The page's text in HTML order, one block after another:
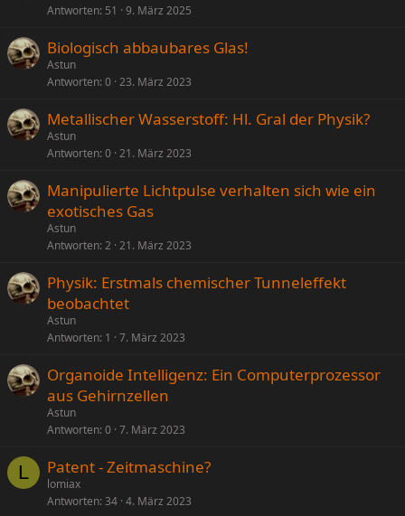
Antworten 51 9. März 2025
Biologisch abbaubares Glas!
Astun
Antworten 0 23. März 2023
Metallischer Wasserstoff: Hl. Gral der Physik?
Astun
Antworten 0 21. März 2023
Manipulierte Lichtpulse verhalten sich wie ein
exotisches Gas
Astun
Antworten 2 21. März 2023
Physik: Erstmals chemischer Tunneleffekt
beobachtet
Astun
Antworten 1 7. März 2023
Organoide Intelligenz: Ein Computerprozessor
aus Gehirnzellen
Astun
Antworten 0 7. März 2023
L Patent - Zeitmaschine?
lomiax
Antworten 34 4. März 2023